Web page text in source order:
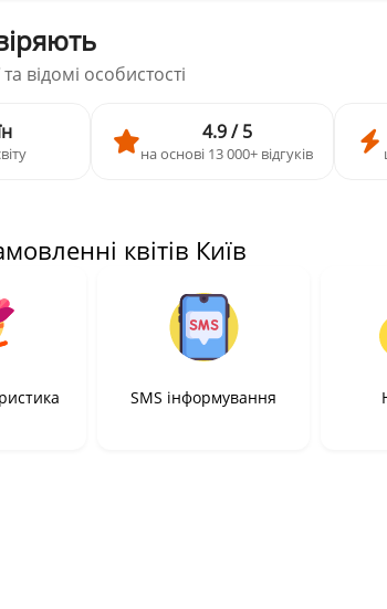
відомі особистості
4.9 / 5
на основі 13 000+ відгуків
квітів Київ
SMS інформування